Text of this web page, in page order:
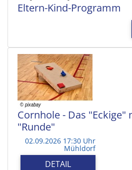
Eltern-Kind-Programm
Cornhole - Das "Eckige"
"Runde"
02.09.2026 17:30 Uhr
Mühldorf
DETAIL